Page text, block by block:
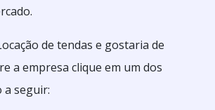
de tendas e gostaria de
a empresa clique em um dos
a seguir: